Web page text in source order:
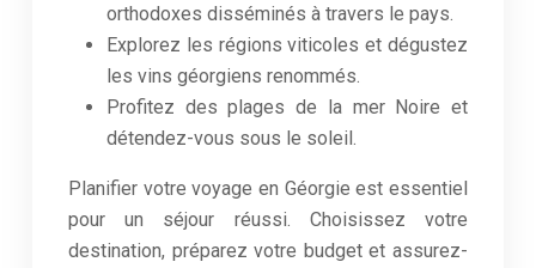
orthodoxes disséminés à travers le pays.
Explorez les régions viticoles et dégustez
les vins géorgiens renommés.
Profitez des plages de la mer Noire et
détendez-vous sous le soleil.
Planifier votre voyage en Géorgie est essentiel
pour un séjour réussi. Choisissez votre
destination, préparez votre budget et assurez-